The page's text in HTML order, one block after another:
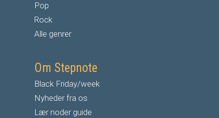
Pop
Rock
Alle genrer
Om Stepnote
Black Friday/week
Nyheder fra os
Lær noder guide